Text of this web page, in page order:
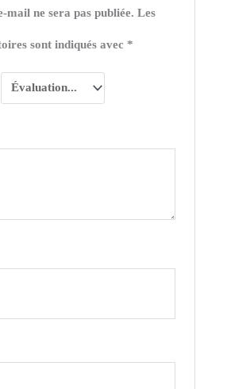
mail ne sera pas publiée. Les
sont indiqués avec *